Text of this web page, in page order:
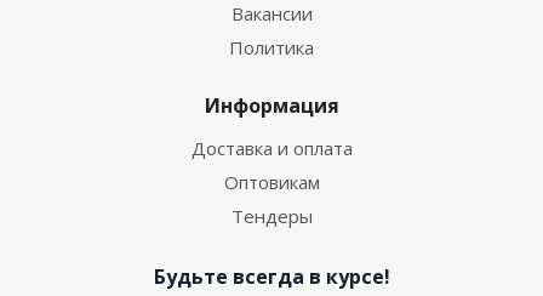
Вакансии
Политика
Информация
Доставка и оплата
Оптовикам
Тендеры
Будьте всегда в курсе!